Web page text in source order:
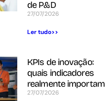
de P&D
27/07/2026
Ler tudo>>
KPIs de inovação:
quais indicadores
realmente importam
27/07/2026